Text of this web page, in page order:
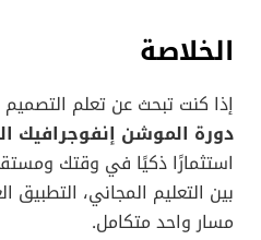
الخلاصة
إذا كنت تبحث عن تعلم
دورة الموشن إنفوجرافيك
استثمارًا ذكيًا في وقتك
بين التعليم المجاني، التطبيق
مسار واحد متكامل.